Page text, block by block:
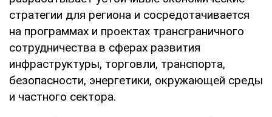
стратегии для региона и сосредотачивается
на программах и проектах трансграничного
сотрудничества в сферах развития
инфраструктуры, торговли, транспорта,
безопасности, энергетики, окружающей среды
и частного сектора.